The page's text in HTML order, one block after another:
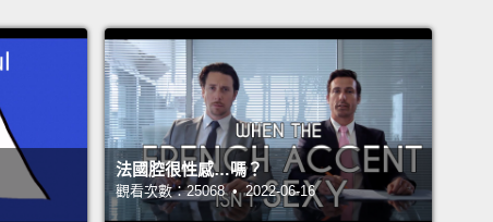
法國腔很性感…嗎？
觀看次數：25068 • 2022-06-16